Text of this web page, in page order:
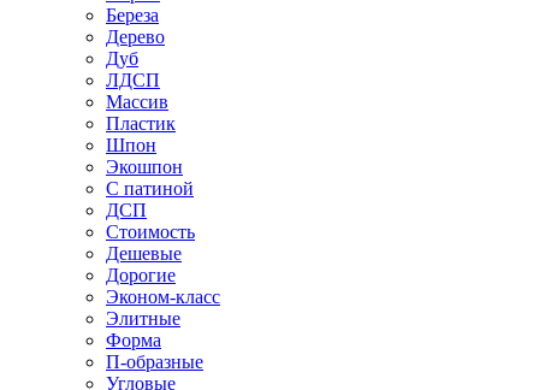
Береза
Дерево
Дуб
ЛДСП
Массив
Пластик
Шпон
Экошпон
С патиной
ДСП
Стоимость
Дешевые
Дорогие
Эконом-класс
Элитные
Форма
П-образные
Угловые